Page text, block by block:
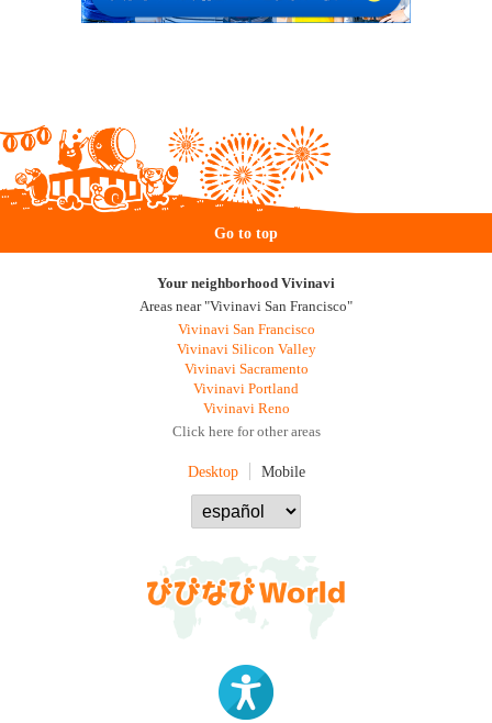
Go to top
Your neighborhood Vivinavi
Areas near "Vivinavi San Francisco"
Vivinavi San Francisco
Vivinavi Silicon Valley
Vivinavi Sacramento
Vivinavi Portland
Vivinavi Reno
Click here for other areas
Desktop Mobile